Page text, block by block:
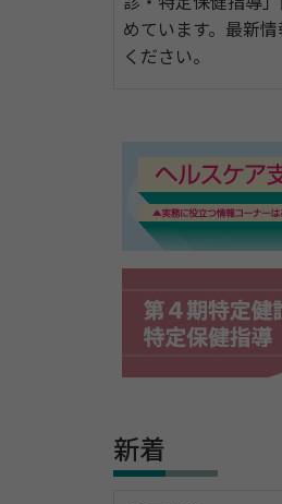
めています。最新
ください。
新着